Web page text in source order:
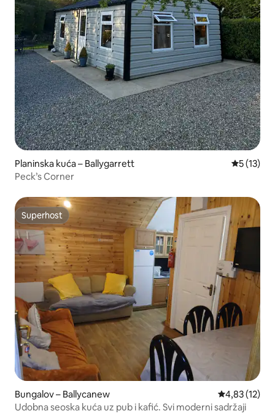
Planinska kuća – Ballygarrett Prosječna
5 (13)
Peck’s Corner
Superhost
Superhost
Bungalov – Ballycanew Prosječna
4,83 (12)
Udobna seoska kuća uz pub i kafić. Svi moderni sadržaji